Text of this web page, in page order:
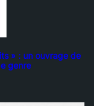
» : un ouvrage de
genre